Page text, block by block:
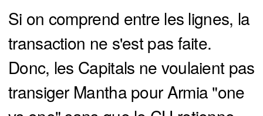
Si on comprend entre les lignes, la
transaction ne s'est pas faite.
Donc, les Capitals ne voulaient pas
transiger Mantha pour Armia "one